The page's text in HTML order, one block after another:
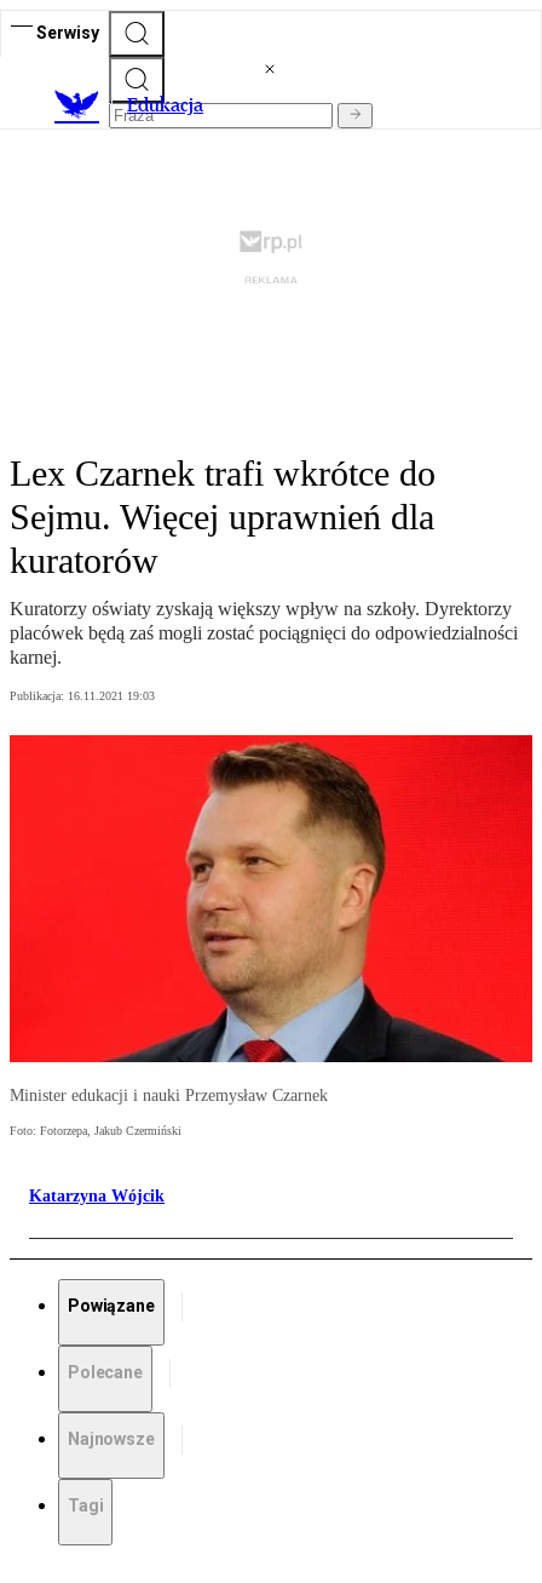
Serwisy
Edukacja
Lex Czarnek trafi wkrótce do
Sejmu. Więcej uprawnień dla
kuratorów
Kuratorzy oświaty zyskają większy wpływ na szkoły. Dyrektorzy
placówek będą zaś mogli zostać pociągnięci do odpowiedzialności
karnej.
Publikacja: 16.11.2021 19:03
Minister edukacji i nauki Przemysław Czarnek
Foto: Fotorzepa, Jakub Czermiński
Katarzyna Wójcik
Powiązane
Polecane
Najnowsze
Tagi